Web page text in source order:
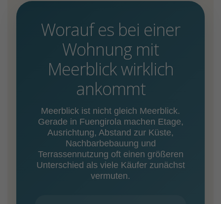
Worauf es bei einer
Wohnung mit
Meerblick wirklich
ankommt
Meerblick ist nicht gleich Meerblick.
Gerade in Fuengirola machen Etage,
Ausrichtung, Abstand zur Küste,
Nachbarbebauung und
Terrassennutzung oft einen größeren
Unterschied als viele Käufer zunächst
vermuten.